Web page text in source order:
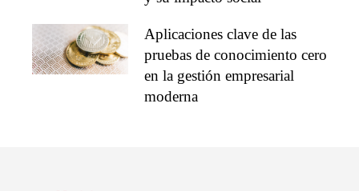
Aplicaciones clave de las
pruebas de conocimiento cero
en la gestión empresarial
moderna